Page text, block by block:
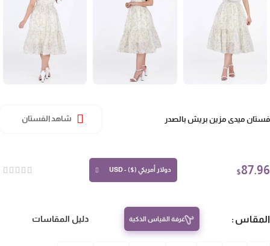
ميدي مزين بريش بالصدر شاهد الفستان
$ دولار أمريكي ($) - USD
غرفة القياس الذكية دليل المقاسات